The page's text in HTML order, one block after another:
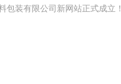
装有限公司新网站正式成立！